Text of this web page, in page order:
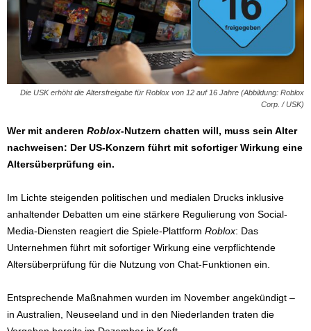
Die USK erhöht die Altersfreigabe für Roblox von 12 auf 16 Jahre (Abbildung: Roblox
Corp. / USK)
Wer mit anderen Roblox-Nutzern chatten will, muss sein Alter
nachweisen: Der US-Konzern führt mit sofortiger Wirkung eine
Altersüberprüfung ein.
Im Lichte steigenden politischen und medialen Drucks inklusive
anhaltender Debatten um eine stärkere Regulierung von Social-
Media-Diensten reagiert die Spiele-Plattform Roblox: Das
Unternehmen führt mit sofortiger Wirkung eine verpflichtende
Altersüberprüfung für die Nutzung von Chat-Funktionen ein.
Entsprechende Maßnahmen wurden im November angekündigt –
in Australien, Neuseeland und in den Niederlanden traten die